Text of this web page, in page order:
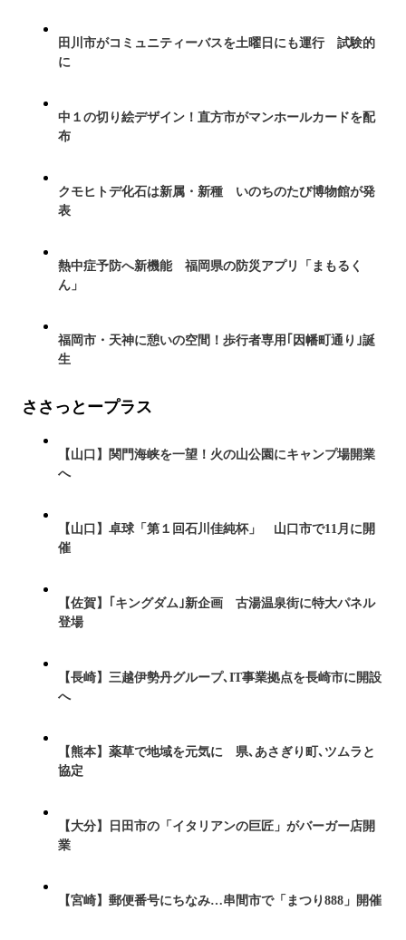
田川市がコミュニティーバスを土曜日にも運行 試験的
に
中１の切り絵デザイン！直方市がマンホールカードを配
布
クモヒトデ化石は新属・新種 いのちのたび博物館が発
表
熱中症予防へ新機能 福岡県の防災アプリ「まもるく
ん」
福岡市・天神に憩いの空間！歩行者専用｢因幡町通り｣誕
生
ささっとープラス
【山口】関門海峡を一望！火の山公園にキャンプ場開業
へ
【山口】卓球「第１回石川佳純杯」 山口市で11月に開
催
【佐賀】｢キングダム｣新企画 古湯温泉街に特大パネル
登場
【長崎】三越伊勢丹グループ､IT事業拠点を長崎市に開設
へ
【熊本】薬草で地域を元気に 県､あさぎり町､ツムラと
協定
【大分】日田市の「イタリアンの巨匠」がバーガー店開
業
【宮崎】郵便番号にちなみ…串間市で「まつり888」開催